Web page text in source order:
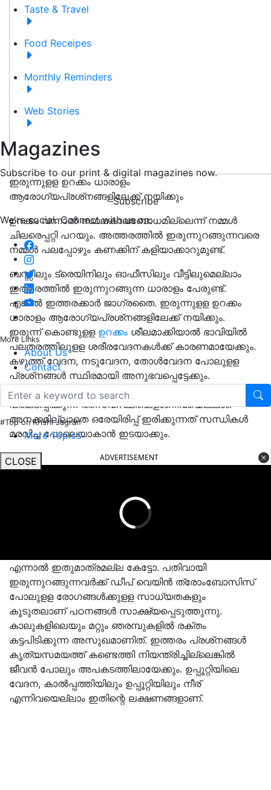
Taste & Travel
Food Receipes
Monthly Reminders
Web Stories
Magazines
Subscribe to our print & digital magazines now.
Subscribe
We're social. Connect with us on:
More Links
About Us
Contact
#Top on Krishi Jagran
More Topics
CLOSE
ഇരുന്നുളള ഉറക്കം ധാരാളം
ആരോഗ്യപ്രശ്‌നങ്ങളിലേക്ക് നയിക്കും
ഉറക്കം വന്നാല്‍ സ്ഥലകാലബോധമില്ലെന്ന് നമ്മള്‍
ചിലരെപ്പറ്റി പറയും. അത്തരത്തില്‍ ഇരുന്നുറങ്ങുന്നവരെ
നമ്മള്‍ പലപ്പോഴും കണക്കിന് കളിയാക്കാറുമുണ്ട്.
ബസ്സിലും ട്രെയിനിലും ഓഫീസിലും വീട്ടിലുമെല്ലാം
ഇത്തരത്തില്‍ ഇരുന്നുറങ്ങുന്ന ധാരാളം പേരുണ്ട്.
എങ്കില്‍ ഇത്തരക്കാര്‍ ജാഗ്രതൈ. ഇരുന്നുളള ഉറക്കം
ധാരാളം ആരോഗ്യപ്രശ്‌നങ്ങളിലേക്ക് നയിക്കും.
ഇരുന്ന് കൊണ്ടുളള ഉറക്കം ശീലമാക്കിയാല്‍ ഭാവിയില്‍
പലതരത്തിലുളള ശരീരവേദനകള്‍ക്ക് കാരണമായേക്കും.
കഴുത്ത് വേദന, നടുവേദന, തോള്‍വേദന പോലുളള
പ്രശ്‌നങ്ങള്‍ സ്ഥിരമായി അനുഭവപ്പെട്ടേക്കും.
ദീര്‍ഘനേരം നിശ്ചലമായി ഇരിക്കുമ്പോള്‍ നമ്മുടെ ശരീരം
പ്രകടിപ്പിക്കുന്ന അസ്വസ്ഥതകളാണിവയെല്ലാം.
അനക്കമില്ലാതെ ഒരേയിരിപ്പ് ഇരിക്കുന്നത് സന്ധികള്‍
മരവിച്ച പോലെയാകാന്‍ ഇടയാക്കും.
ADVERTISEMENT
എന്നാല്‍ ഇതുമാത്രമല്ല കേട്ടോ. പതിവായി
ഇരുന്നുറങ്ങുന്നവര്‍ക്ക് ഡീപ് വെയിന്‍ ത്രോംബോസിസ്
പോലുളള രോഗങ്ങള്‍ക്കുളള സാധ്യതകളും
കൂടുതലാണ് പഠനങ്ങള്‍ സാക്ഷ്യപ്പെടുത്തുന്നു.
കാലുകളിലെയും മറ്റും ഞരമ്പുകളില്‍ രക്തം
കട്ടപിടിക്കുന്ന അസുഖമാണിത്. ഇത്തരം പ്രശ്‌നങ്ങള്‍
കൃത്യസമയത്ത് കണ്ടെത്തി നിയന്ത്രിച്ചില്ലെങ്കില്‍
ജീവന്‍ പോലും അപകടത്തിലായേക്കും. ഉപ്പൂറ്റിയിലെ
വേദന, കാല്‍പ്പത്തിയിലും ഉപ്പൂറ്റിയിലും നീര്
എന്നിവയെല്ലാം ഇതിന്റെ ലക്ഷണങ്ങളാണ്.